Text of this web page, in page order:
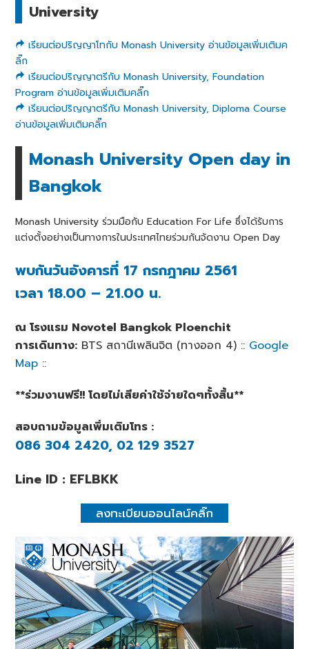
University
เรียนต่อปริญญาโทกับ Monash University อ่านข้อมูลเพิ่มเติมค
ลิ๊ก
เรียนต่อปริญญาตรีกับ Monash University, Foundation
Program อ่านข้อมูลเพิ่มเติมคลิ๊ก
เรียนต่อปริญญาตรีกับ Monash University, Diploma Course
อ่านข้อมูลเพิ่มเติมคลิ๊ก
Monash University Open day in
Bangkok
Monash University ร่วมมือกับ Education For Life ซึ่งได้รับการ
แต่งตั้งอย่างเป็นทางการในประเทศไทยร่วมกันจัดงาน Open Day
พบกันวันอังคารที่ 17 กรกฎาคม 2561
เวลา 18.00 – 21.00 น.
ณ โรงแรม Novotel Bangkok Ploenchit
การเดินทาง: BTS สถานีเพลินจิต (ทางออก 4) :: Google
Map ::
**ร่วมงานฟรี!! โดยไม่เสียค่าใช้จ่ายใดๆทั้งสิ้น**
สอบถามข้อมูลเพิ่มเติมโทร :
086 304 2420, 02 129 3527
Line ID : EFLBKK
ลงทะเบียนออนไลน์คลิ๊ก